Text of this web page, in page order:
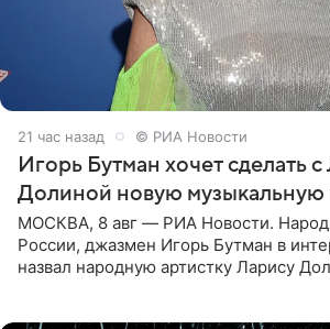
21 час назад © РИА Новости
Игорь Бутман хочет сделать
Долиной новую музыкальную
МОСКВА, 8 авг — РИА Новости.
России, джазмен Игорь Бутман в
назвал народную артистку Ларису